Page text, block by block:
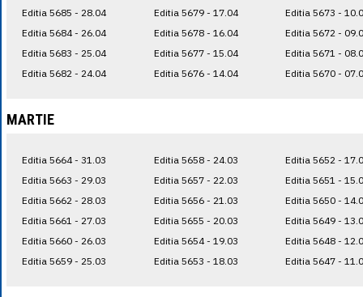
Editia 5685 - 28.04
Editia 5684 - 26.04
Editia 5683 - 25.04
Editia 5682 - 24.04
Editia 5679 - 17.04
Editia 5678 - 16.04
Editia 5677 - 15.04
Editia 5676 - 14.04
Editia 5673 -
Editia 5672 -
Editia 5671 -
Editia 5670 -
MARTIE
Editia 5664 - 31.03
Editia 5663 - 29.03
Editia 5662 - 28.03
Editia 5661 - 27.03
Editia 5660 - 26.03
Editia 5659 - 25.03
Editia 5658 - 24.03
Editia 5657 - 22.03
Editia 5656 - 21.03
Editia 5655 - 20.03
Editia 5654 - 19.03
Editia 5653 - 18.03
Editia 5652 -
Editia 5651 -
Editia 5650 -
Editia 5649 -
Editia 5648 -
Editia 5647 -